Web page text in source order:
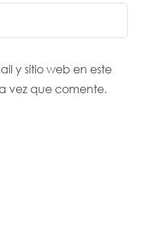
y sitio web en este
vez que comente.